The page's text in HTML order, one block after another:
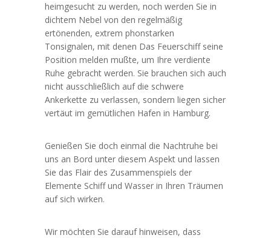
heimgesucht zu werden, noch werden Sie in
dichtem Nebel von den regelmäßig
ertönenden, extrem phonstarken
Tonsignalen, mit denen Das Feuerschiff seine
Position melden mußte, um Ihre verdiente
Ruhe gebracht werden. Sie brauchen sich auch
nicht ausschließlich auf die schwere
Ankerkette zu verlassen, sondern liegen sicher
vertäut im gemütlichen Hafen in Hamburg.
Genießen Sie doch einmal die Nachtruhe bei
uns an Bord unter diesem Aspekt und lassen
Sie das Flair des Zusammenspiels der
Elemente Schiff und Wasser in Ihren Träumen
auf sich wirken.
Wir möchten Sie darauf hinweisen, dass